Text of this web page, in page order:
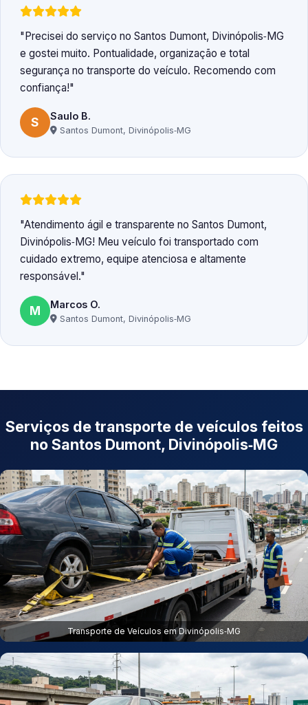
Precisei do serviço no Santos Dumont, Divinópolis‑MG
e gostei muito. Pontualidade, organização e total
segurança no transporte do veículo. Recomendo com
confiança!
S Saulo B.
Santos Dumont, Divinópolis‑MG
Atendimento ágil e transparente no Santos Dumont,
Divinópolis‑MG! Meu veículo foi transportado com
cuidado extremo, equipe atenciosa e altamente
responsável.
M Marcos O.
Santos Dumont, Divinópolis‑MG
Serviços de transporte de veículos feitos
no Santos Dumont, Divinópolis‑MG
Transporte de Veículos em Divinópolis‑MG